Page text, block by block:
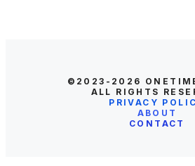
©2023-2026
ALL RIGHTS
PRIVACY
ABOUT
CONTACT